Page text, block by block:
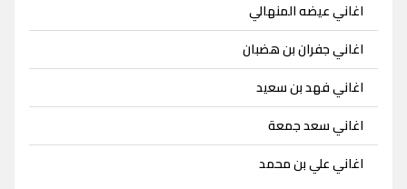
اغاني عيضه المنهالي
اغاني جفران بن هضبان
اغاني فهد بن سعيد
اغاني سعد جمعة
اغاني علي بن محمد